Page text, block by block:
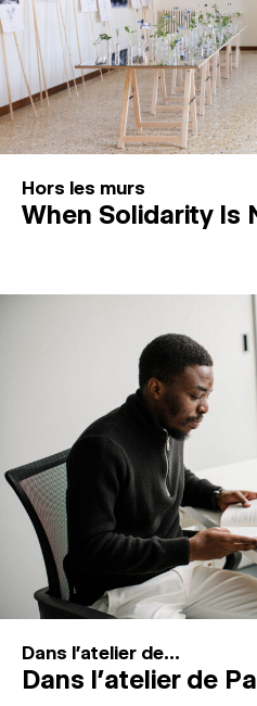
Hors les murs
When Solidarity Is
Dans l'atelier de...
Dans l’atelier de